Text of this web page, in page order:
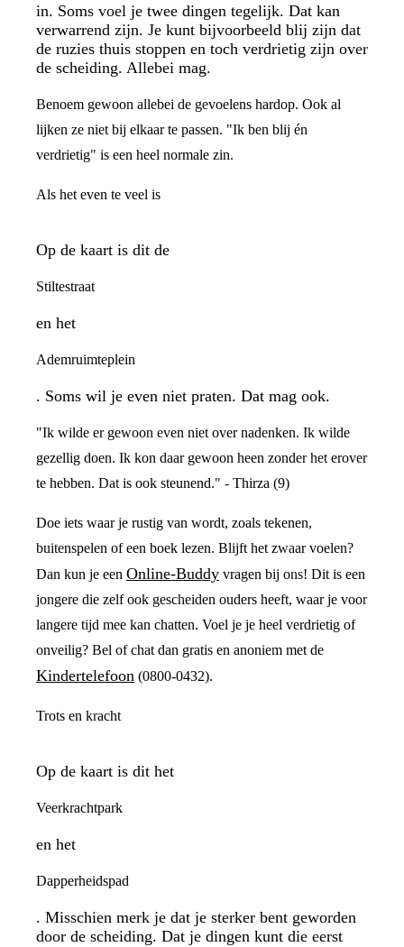
in. Soms voel je twee dingen tegelijk. Dat kan
verwarrend zijn. Je kunt bijvoorbeeld blij zijn dat
de ruzies thuis stoppen en toch verdrietig zijn over
de scheiding. Allebei mag.
Benoem gewoon allebei de gevoelens hardop. Ook al
lijken ze niet bij elkaar te passen. "Ik ben blij én
verdrietig" is een heel normale zin.
Als het even te veel is
Op de kaart is dit de
Stiltestraat
en het
Ademruimteplein
. Soms wil je even niet praten. Dat mag ook.
"Ik wilde er gewoon even niet over nadenken. Ik wilde
gezellig doen. Ik kon daar gewoon heen zonder het erover
te hebben. Dat is ook steunend." - Thirza (9)
Doe iets waar je rustig van wordt, zoals tekenen,
buitenspelen of een boek lezen. Blijft het zwaar voelen?
Dan kun je een Online-Buddy vragen bij ons! Dit is een
jongere die zelf ook gescheiden ouders heeft, waar je voor
langere tijd mee kan chatten. Voel je je heel verdrietig of
onveilig? Bel of chat dan gratis en anoniem met de
Kindertelefoon (0800-0432).
Trots en kracht
Op de kaart is dit het
Veerkrachtpark
en het
Dapperheidspad
. Misschien merk je dat je sterker bent geworden
door de scheiding. Dat je dingen kunt die eerst